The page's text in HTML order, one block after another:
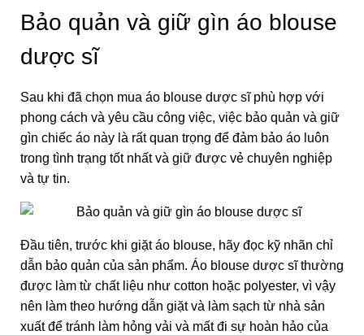
Bảo quản và giữ gìn áo blouse
dược sĩ
Sau khi đã chọn mua áo blouse dược sĩ phù hợp với
phong cách và yêu cầu công việc, việc bảo quản và giữ
gìn chiếc áo này là rất quan trọng để đảm bảo áo luôn
trong tình trạng tốt nhất và giữ được vẻ chuyên nghiệp
và tự tin.
Đầu tiên, trước khi giặt áo blouse, hãy đọc kỹ nhãn chỉ
dẫn bảo quản của sản phẩm. Áo blouse dược sĩ thường
được làm từ chất liệu như cotton hoặc polyester, vì vậy
nên làm theo hướng dẫn giặt và làm sạch từ nhà sản
xuất để tránh làm hỏng vải và mất đi sự hoàn hảo của